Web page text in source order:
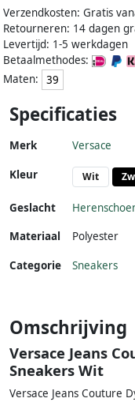
Verzendkosten: Gratis
Retourneren: 14 dagen
Levertijd: 1-5 werkdagen
Betaalmethodes:
Maten:
39
Specificaties
Merk Versace
Kleur Wit
Geslacht
Materiaal
Polyester
Categorie Sneakers
Omschrijving
Versace Jeans
Sneakers Wit
Versace Jeans Couture